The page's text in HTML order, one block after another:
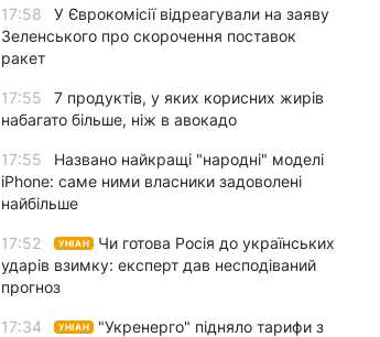
17:58
У Єврокомісії відреагували на заяву
Зеленського про скорочення поставок
ракет
17:55
7 продуктів, у яких корисних жирів
набагато більше, ніж в авокадо
17:55
Названо найкращі "народні" моделі
iPhone: саме ними власники задоволені
найбільше
17:52 УНІАН
Чи готова Росія до українських
ударів взимку: експерт дав несподіваний
прогноз
17:34 УНІАН
"Укренерго" підняло тарифи з